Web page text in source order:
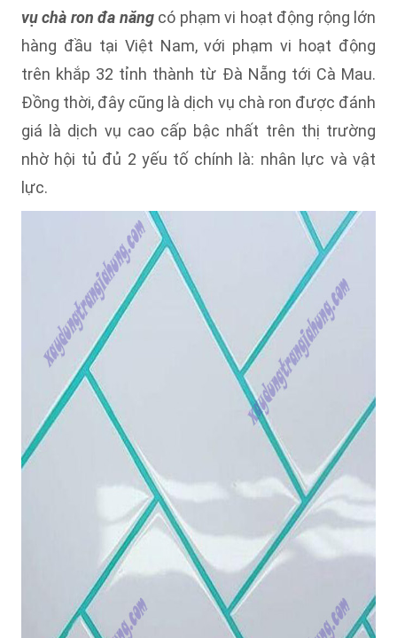
vụ chà ron đa năngcó phạm vi hoạt động rộng lớn
hàng đầu tại Việt Nam, với phạm vi hoạt động
trên khắp 32 tỉnh thành từ Đà Nẵng tới Cà Mau.
Đồng thời, đây cũng là dịch vụ chà ron được đánh
giá là dịch vụ cao cấp bậc nhất trên thị trường
nhờ hội tủ đủ 2 yếu tố chính là: nhân lực và vật
lực.